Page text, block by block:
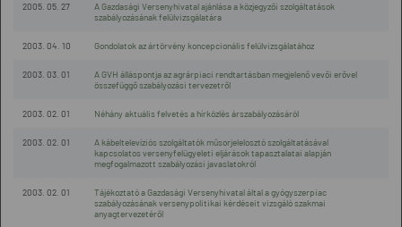
2005. 05. 27
A Gazdasági Versenyhivatal ajánlása a közjegyzői szolgáltatások
szabályozásának felülvizsgálatára
2003. 04. 10 Gondolatok az ártörvény koncepcionális felülvizsgálatához
2003. 03. 01
A GVH álláspontja az agrárpiaci rendtartásban megjelenő vevői erővel
összefüggő szabályozási tervezetről
2003. 02. 01 Néhány aktuális felvetés a hírközlés árszabályozásáról
2003. 02. 01
A kábeltelevíziós szolgáltatók műsorjelelosztó szolgáltatásával
kapcsolatos versenyfelügyeleti eljárások tapasztalatai alapján
megfogalmazott szabályozási javaslatokról
2003. 02. 01
Tájékoztató a Gazdasági Versenyhivatal által a gyógyszerpiac
szabályozásának versenypolitikai kérdéseit vizsgáló szakmai
anyagtervezetéről